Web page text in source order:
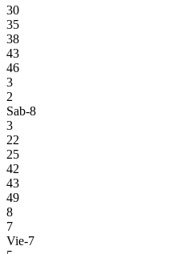
30
35
38
43
46
3
2
Sab-8
3
22
25
42
43
49
8
7
Vie-7